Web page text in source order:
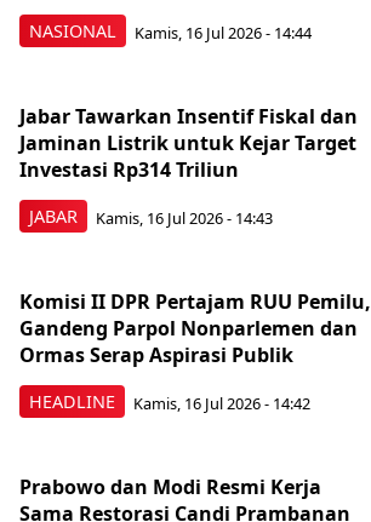
NASIONAL Kamis, 16 Jul 2026 - 14:44
JABAR
Jabar Tawarkan Insentif Fiskal dan
Jaminan Listrik untuk Kejar Target
Investasi Rp314 Triliun
Kamis, 16 Jul 2026 - 14:43
HEADLINE
Komisi II DPR Pertajam RUU Pemilu,
Gandeng Parpol Nonparlemen dan
Ormas Serap Aspirasi Publik
Kamis, 16 Jul 2026 - 14:42
Prabowo dan Modi Resmi Kerja
Sama Restorasi Candi Prambanan